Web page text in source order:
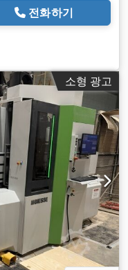
전화하기
소형 광고